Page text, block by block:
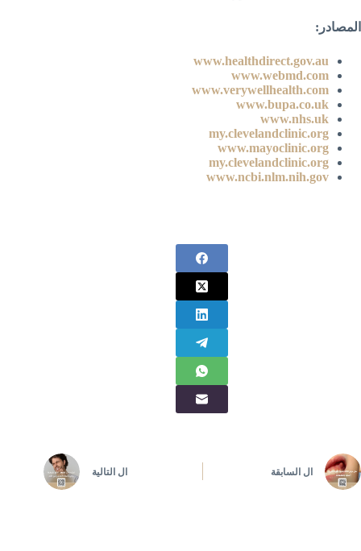
المصادر:
www.healthdirect.gov.au
www.webmd.com
www.verywellhealth.com
www.bupa.co.uk
www.nhs.uk
my.clevelandclinic.org
www.mayoclinic.org
my.clevelandclinic.org
www.ncbi.nlm.nih.gov
ال السابقة ال التالية